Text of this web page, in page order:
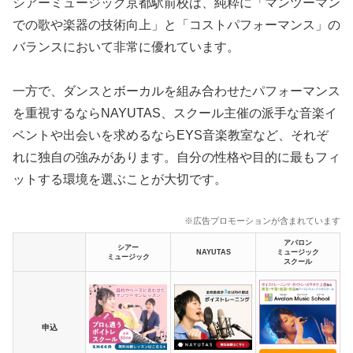
での歌や楽器の技術向上」と「コストパフォーマンス」の
バランスにおいて非常に優れています。
一方で、ダンスとボーカルを組み合わせたパフォーマンス
を重視するならNAYUTAS、スクール主催の派手な音楽イ
ベントや出会いを求めるならEYS音楽教室など、それぞ
れに独自の強みがあります。自分の性格や目的に最もフィ
ットする環境を選ぶことが大切です。
※広告プロモーションが含まれています
シアー
ミュージック
NAYUTAS
アバロン
ミュージック
スクール
申込